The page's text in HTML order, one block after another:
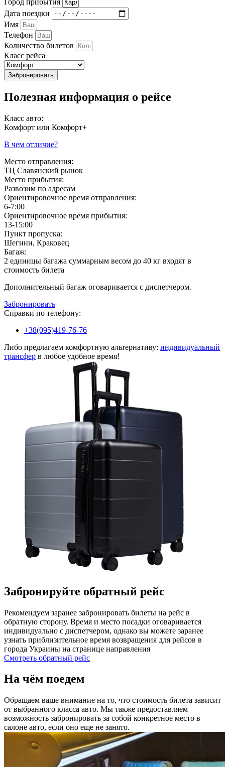
Дата поездки
Имя
Телефон
Количество билетов
Класс рейса
Забронировать
Полезная информация о рейсе
Класс авто:
Комфорт или Комфорт+
В чем отличие?
Место отправления:
ТЦ Славянский рынок
Место прибытия:
Развозим по адресам
Ориентировочное время отправления:
6-7:00
Ориентировочное время прибытия:
13-15:00
Пункт пропуска:
Шегини, Краковец
Багаж:
2 единицы багажа суммарным весом до 40 кг входят в
стоимость билета
Дополнительный багаж оговаривается с диспетчером.
Забронировать
Справки по телефону:
+38(095)419-76-76
Либо предлагаем комфортную альтернативу: индивидуальный
трансфер в любое удобное время!
Забронируйте обратный рейс
Рекомендуем заранее забронировать билеты на рейс в
обратную сторону. Время и место посадки оговаривается
индивидуально с диспетчером, однако вы можете заранее
узнать приблизительное время возвращения для рейсов в
города Украины на странице направления
Смотреть обратный рейс
На чём поедем
Обращаем ваше внимание на то, что стоимость билета зависит
от выбранного класса авто. Мы также предоставляем
возможность забронировать за собой конкретное место в
салоне авто, если оно еще не занято.